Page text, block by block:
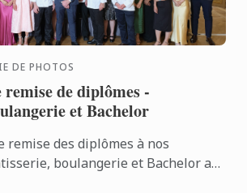
DE PHOTOS
remise de diplômes -
et Bachelor
remise des diplômes à nos
boulangerie et Bachelor a